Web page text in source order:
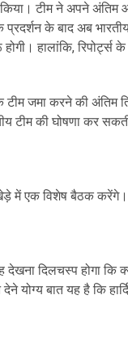
किया। टीम ने अपने
प्रदर्शन के बाद अब
हालांकि,
टीम जमा करने की
की घोषणा कर
में एक विशेष बैठक
देखना दिलचस्प होगा
योग्य बात यह है कि